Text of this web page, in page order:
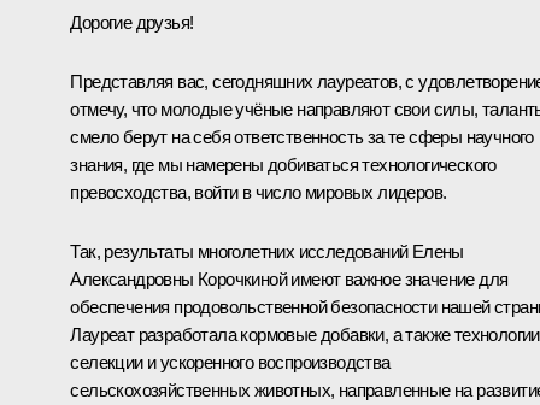
Дорогие друзья!
Представляя вас, сегодняшних лауреатов, с
отмечу, что молодые учёные направляют свои силы,
смело берут на себя ответственность за те сферы научного
знания, где мы намерены добиваться технологического
превосходства, войти в число мировых лидеров.
Так, результаты многолетних исследований Елены
Александровны Корочкиной имеют важное значение для
обеспечения продовольственной безопасности нашей
Лауреат разработала кормовые добавки, а также технологии
селекции и ускоренного воспроизводства
сельскохозяйственных животных, направленные на